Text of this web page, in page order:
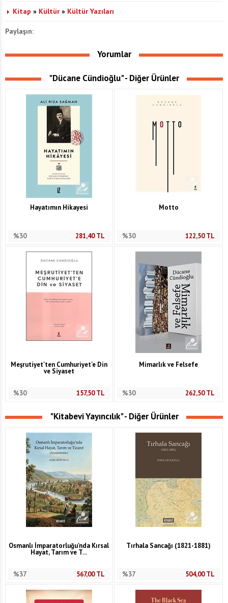
Kitap » Kültür » Kültür Yazıları
Paylaşın:
Yorumlar
"Dücane Cündioğlu" - Diğer Ürünler
Hayatımın Hikayesi
%30 281,40TL
Motto
%30 122,50TL
Meşrutiyet'ten Cumhuriyet'e Din
ve Siyaset
%30 157,50TL
Mimarlık ve Felsefe
%30 262,50TL
"Kitabevi Yayıncılık" - Diğer Ürünler
Osmanlı İmparatorluğu'nda Kırsal
Hayat, Tarım ve T...
%37 567,00TL
Tırhala Sancağı (1821-1881)
%37 504,00TL